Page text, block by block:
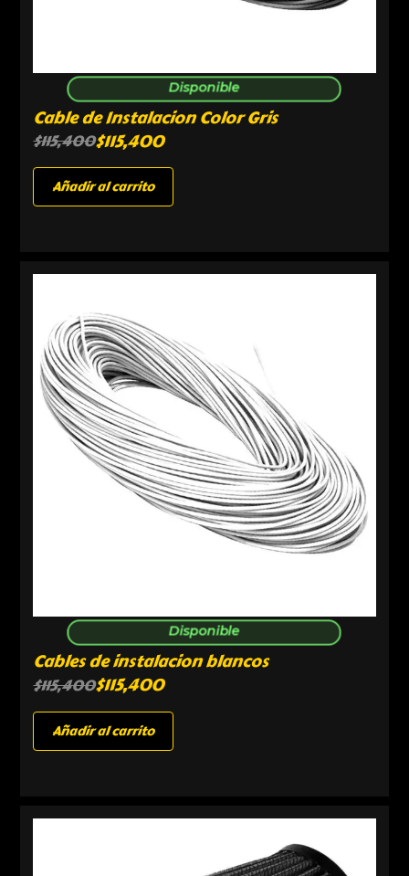
Disponible
Cable de Instalacion Color Gris
$115,400$115,400
Añadir al carrito
Disponible
Cables de instalacion blancos
$115,400$115,400
Añadir al carrito